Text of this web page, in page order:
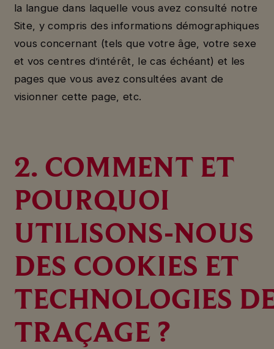
la langue dans laquelle vous avez consulté notre
Site, y compris des informations démographiques
vous concernant (tels que votre âge, votre sexe
et vos centres d’intérêt, le cas échéant) et les
pages que vous avez consultées avant de
visionner cette page, etc.
2. COMMENT ET
POURQUOI
UTILISONS-NOUS
DES COOKIES ET
TECHNOLOGIES
TRAÇAGE ?